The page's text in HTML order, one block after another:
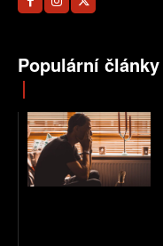
Populární články